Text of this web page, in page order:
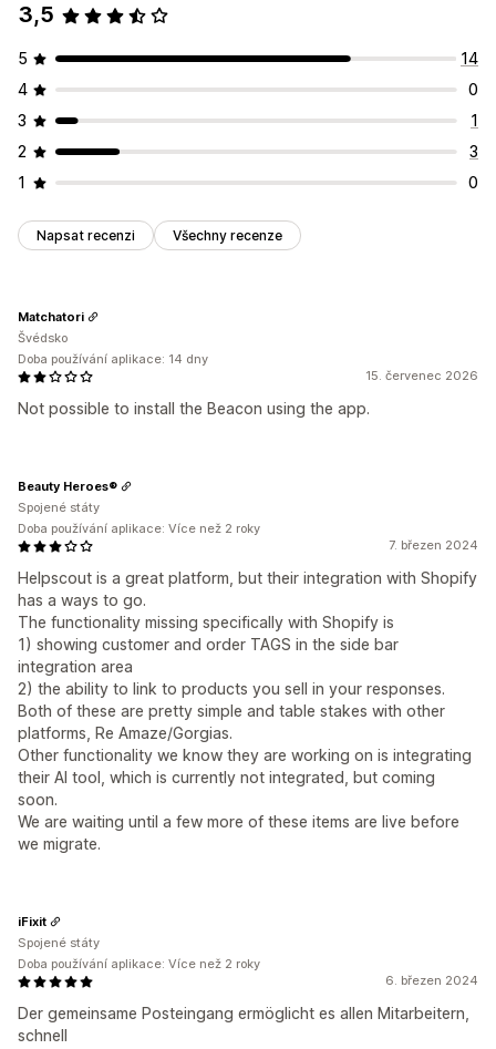
3,5
5
14
4
0
3
1
2
3
1
0
Napsat recenzi Všechny recenze
15. červenec 2026
Not possible to install the Beacon using the app.
Matchatori
Švédsko
Doba používání aplikace: 14 dny
7. březen 2024
Helpscout is a great platform, but their integration with Shopify
has a ways to go.
The functionality missing specifically with Shopify is
1) showing customer and order TAGS in the side bar
integration area
2) the ability to link to products you sell in your responses.
Both of these are pretty simple and table stakes with other
platforms, Re Amaze/Gorgias.
Other functionality we know they are working on is integrating
their AI tool, which is currently not integrated, but coming
soon.
We are waiting until a few more of these items are live before
we migrate.
Beauty Heroes®
Spojené státy
Doba používání aplikace: Více než 2 roky
6. březen 2024
Der gemeinsame Posteingang ermöglicht es allen Mitarbeitern,
schnell
iFixit
Spojené státy
Doba používání aplikace: Více než 2 roky